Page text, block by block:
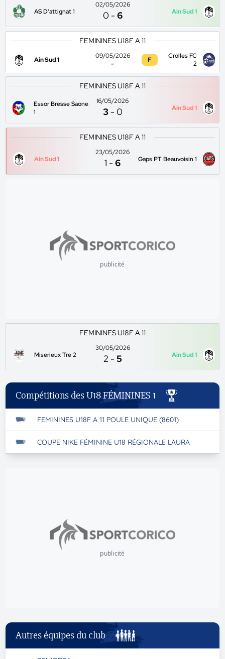
AS D'attignat 1
02/05/2026
0 -6 Ain Sud 1
FEMININES U18F A 11
Ain Sud 1
09/05/2026
-
F
Crolles FC
2
FEMININES U18F A 11
Essor Bresse Saone
1
16/05/2026
3 -0 Ain Sud 1
FEMININES U18F A 11
Ain Sud 1
23/05/2026
1 -6 Gaps PT Beauvoisin 1
publicité
FEMININES U18F A 11
Miserieux Tre 2
30/05/2026
2 -5 Ain Sud 1
Compétitions des U18 FÉMININES 1
FEMININES U18F A 11 POULE UNIQUE (8601)
COUPE NIKE FÉMININE U18 RÉGIONALE LAURA
publicité
Autres équipes du club